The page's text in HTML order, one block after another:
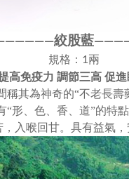
——絞股藍——
規格：1兩
高免疫力 調節三高 促
其為神奇的“不老長
形、色、香、道”的特
入喉回甘。具有益氣